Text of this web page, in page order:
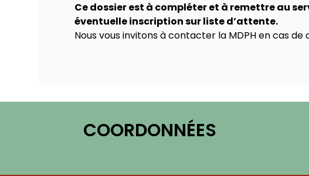
Ce dossier est à compléter et à remettre au
éventuelle inscription sur liste d’attente.
Nous vous invitons à contacter la MDPH en cas
COORDONNÉES